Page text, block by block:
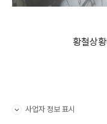
황철상
사업자 정보 표시